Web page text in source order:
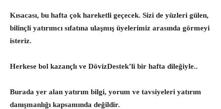
Kısacası, bu hafta çok hareketli geçecek. Sizi de yüzleri gülen,
bilinçli yatırımcı sıfatına ulaşmış üyelerimiz arasında görmeyi
isteriz.
Herkese bol kazançlı ve DövizDestek’li bir hafta dileğiyle..
Burada yer alan yatırım bilgi, yorum ve tavsiyeleri yatırım
danışmanlığı kapsamında değildir.